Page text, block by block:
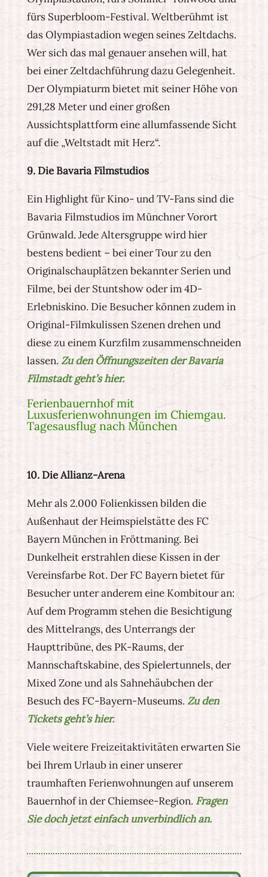
fürs Superbloom-Festival. Weltberühmt ist
das Olympiastadion wegen seines Zeltdachs.
Wer sich das mal genauer ansehen will, hat
bei einer Zeltdachführung dazu Gelegenheit.
Der Olympiaturm bietet mit seiner Höhe von
291,28 Meter und einer großen
Aussichtsplattform eine allumfassende Sicht
auf die „Weltstadt mit Herz“.
9. Die Bavaria Filmstudios
Ein Highlight für Kino- und TV-Fans sind die
Bavaria Filmstudios im Münchner Vorort
Grünwald. Jede Altersgruppe wird hier
bestens bedient – bei einer Tour zu den
Originalschauplätzen bekannter Serien und
Filme, bei der Stuntshow oder im 4D-
Erlebniskino. Die Besucher können zudem in
Original-Filmkulissen Szenen drehen und
diese zu einem Kurzfilm zusammenschneiden
lassen. Zu den Öffnungszeiten der Bavaria
Filmstadt geht’s hier.
Ferienbauernhof mit
Luxusferienwohnungen im Chiemgau.
Tagesausflug nach München
10. Die Allianz-Arena
Mehr als 2.000 Folienkissen bilden die
Außenhaut der Heimspielstätte des FC
Bayern München in Fröttmaning. Bei
Dunkelheit erstrahlen diese Kissen in der
Vereinsfarbe Rot. Der FC Bayern bietet für
Besucher unter anderem eine Kombitour an:
Auf dem Programm stehen die Besichtigung
des Mittelrangs, des Unterrangs der
Haupttribüne, des PK-Raums, der
Mannschaftskabine, des Spielertunnels, der
Mixed Zone und als Sahnehäubchen der
Besuch des FC-Bayern-Museums. Zu den
Tickets geht’s hier.
Viele weitere Freizeitaktivitäten erwarten Sie
bei Ihrem Urlaub in einer unserer
traumhaften Ferienwohnungen auf unserem
Bauernhof in der Chiemsee-Region. Fragen
Sie doch jetzt einfach unverbindlich an.